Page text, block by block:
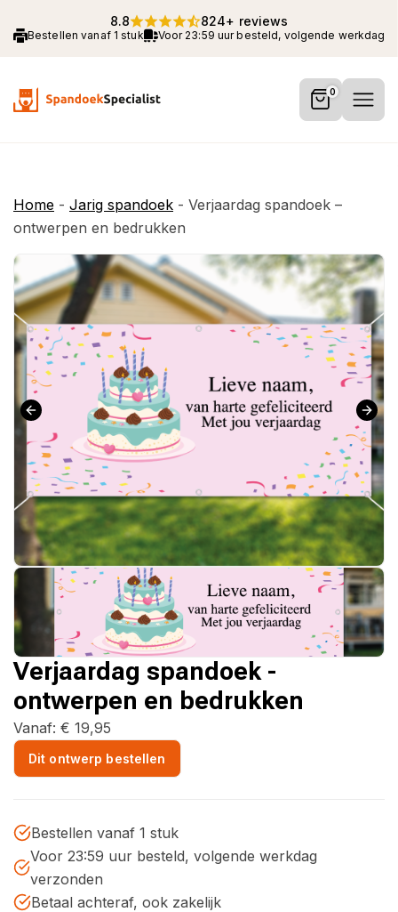
Bestellen vanaf 1 stuk Voor 23:59 uur besteld, volgende werkdag
8.8 824+ reviews
0
Home - Jarig spandoek - Verjaardag spandoek –
ontwerpen en bedrukken
Verjaardag spandoek -
ontwerpen en bedrukken
Vanaf: € 19,95
Dit ontwerp bestellen
Bestellen vanaf 1 stuk
Voor 23:59 uur besteld, volgende werkdag
verzonden
Betaal achteraf, ook zakelijk